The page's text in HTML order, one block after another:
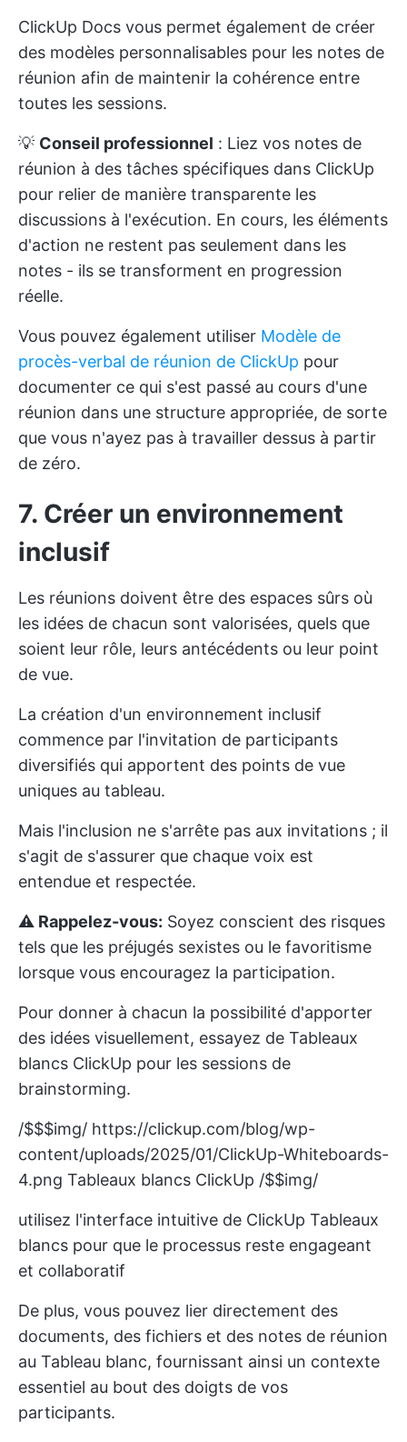
ClickUp Docs vous permet également de créer
des modèles personnalisables pour les notes de
réunion afin de maintenir la cohérence entre
toutes les sessions.
💡 Conseil professionnel : Liez vos notes de
réunion à des tâches spécifiques dans ClickUp
pour relier de manière transparente les
discussions à l'exécution. En cours, les éléments
d'action ne restent pas seulement dans les
notes - ils se transforment en progression
réelle.
Vous pouvez également utiliser Modèle de
procès-verbal de réunion de ClickUp pour
documenter ce qui s'est passé au cours d'une
réunion dans une structure appropriée, de sorte
que vous n'ayez pas à travailler dessus à partir
de zéro.
7. Créer un environnement
inclusif
Les réunions doivent être des espaces sûrs où
les idées de chacun sont valorisées, quels que
soient leur rôle, leurs antécédents ou leur point
de vue.
La création d'un environnement inclusif
commence par l'invitation de participants
diversifiés qui apportent des points de vue
uniques au tableau.
Mais l'inclusion ne s'arrête pas aux invitations ; il
s'agit de s'assurer que chaque voix est
entendue et respectée.
⚠️ Rappelez-vous: Soyez conscient des risques
tels que les préjugés sexistes ou le favoritisme
lorsque vous encouragez la participation.
Pour donner à chacun la possibilité d'apporter
des idées visuellement, essayez de Tableaux
blancs ClickUp pour les sessions de
brainstorming.
/$$$img/ https://clickup.com/blog/wp-
content/uploads/2025/01/ClickUp-Whiteboards-
4.png Tableaux blancs ClickUp /$$img/
utilisez l'interface intuitive de ClickUp Tableaux
blancs pour que le processus reste engageant
et collaboratif
De plus, vous pouvez lier directement des
documents, des fichiers et des notes de réunion
au Tableau blanc, fournissant ainsi un contexte
essentiel au bout des doigts de vos
participants.